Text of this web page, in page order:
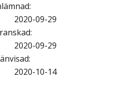
:
2020-09-29
:
2020-09-29
:
2020-10-14